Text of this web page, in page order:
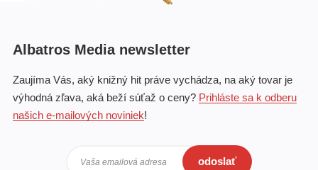
Albatros Media newsletter
Zaujíma Vás, aký knižný hit práve vychádza, na aký tovar je
výhodná zľava, aká beží súťaž o ceny? Prihláste sa k odberu
našich e-mailových noviniek!
Vaša emailová adresa odoslať